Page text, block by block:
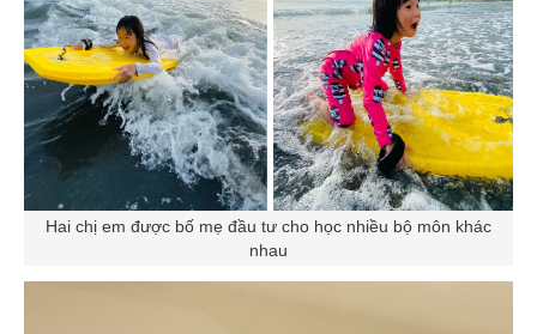
Hai chị em được bố mẹ đầu tư cho học nhiều bộ môn khác
nhau